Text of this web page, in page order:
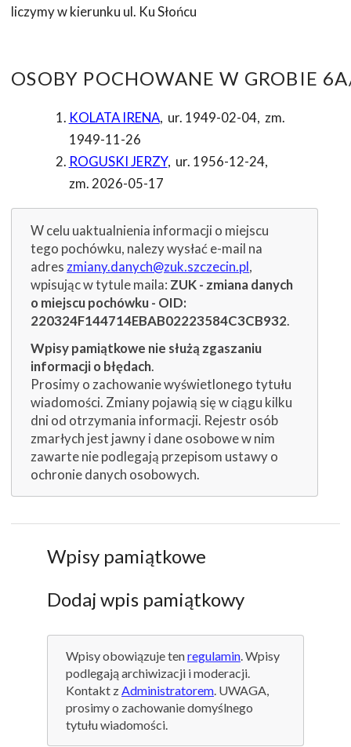
liczymy w kierunku ul. Ku Słońcu
OSOBY POCHOWANE W GROBIE
KOLATA IRENA, ur. 1949-02-04, zm.
1949-11-26
ROGUSKI JERZY, ur. 1956-12-24,
zm. 2026-05-17
W celu uaktualnienia informacji o miejscu
tego pochówku, nalezy wysłać e-mail na
adres zmiany.danych@zuk.szczecin.pl,
wpisując w tytule maila: ZUK - zmiana danych
o miejscu pochówku - OID:
220324F144714EBAB02223584C3CB932.
Wpisy pamiątkowe nie służą zgaszaniu
informacji o błędach.
Prosimy o zachowanie wyświetlonego tytułu
wiadomości. Zmiany pojawią się w ciągu kilku
dni od otrzymania informacji. Rejestr osób
zmarłych jest jawny i dane osobowe w nim
zawarte nie podlegają przepisom ustawy o
ochronie danych osobowych.
Wpisy pamiątkowe
Dodaj wpis pamiątkowy
Wpisy obowiązuje tenregulamin. Wpisy
podlegają archiwizacji i moderacji.
Kontakt zAdministratorem. UWAGA,
prosimy o zachowanie domyślnego
tytułu wiadomości.